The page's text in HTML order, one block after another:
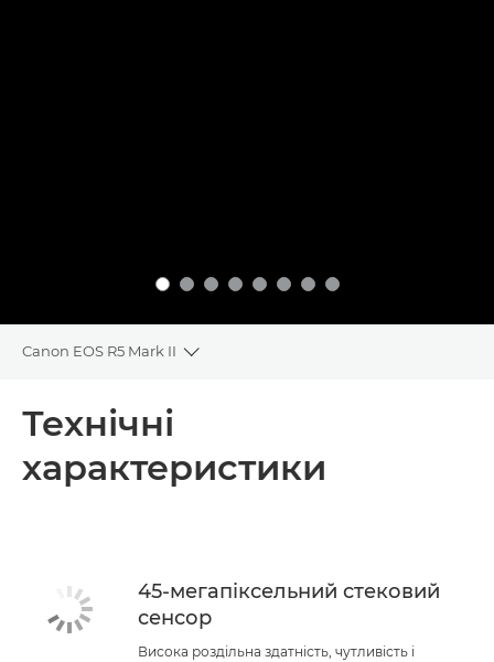
Canon EOS R5 Mark II
Toggle breadcrumbs
Технічні характеристики
Технічні
характеристики
45-мегапіксельний стековий
сенсор
Висока роздільна здатність, чутливість і